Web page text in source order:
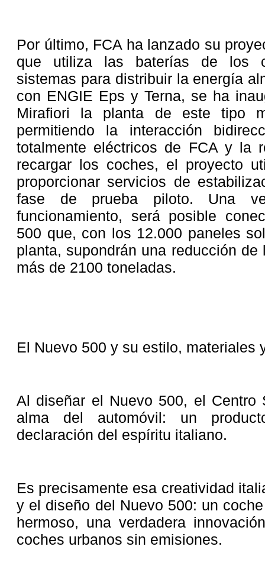
Por último, FCA ha lanzado su
que utiliza las baterías de los
sistemas para distribuir la energía
con ENGIE Eps y Terna, se ha
Mirafiori la planta de este tipo
permitiendo la interacción
totalmente eléctricos de FCA y la
recargar los coches, el proyecto
proporcionar servicios de
fase de prueba piloto. Una
funcionamiento, será posible
500 que, con los 12.000 paneles
planta, supondrán una reducción
más de 2100 toneladas.
El Nuevo 500 y su estilo, materiales
Al diseñar el Nuevo 500, el
alma del automóvil: un
declaración del espíritu italiano.
Es precisamente esa creatividad
y el diseño del Nuevo 500: un
hermoso, una verdadera
coches urbanos sin emisiones.